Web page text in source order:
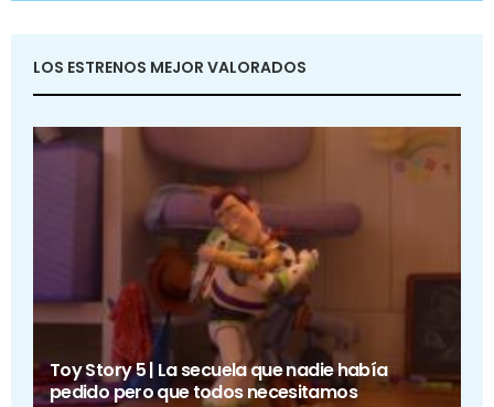
LOS ESTRENOS MEJOR VALORADOS
Toy Story 5 | La secuela que nadie había
pedido pero que todos necesitamos